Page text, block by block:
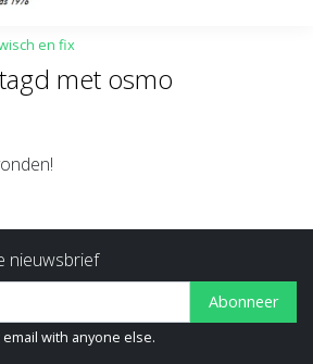
en fix
met osmo
nieuwsbrief
Abonneer
with anyone else.